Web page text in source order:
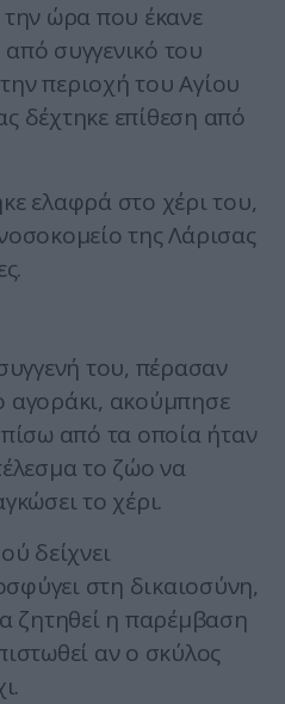
ώρα που έκανε
συγγενικό του
περιοχή του Αγίου
δέχτηκε επίθεση από
ελαφρά στο χέρι του,
της Λάρισας
του, πέρασαν
ακούμπησε
από τα οποία ήταν
το ζώο να
το χέρι.
δείχνει
στη δικαιοσύνη,
ζητηθεί η παρέμβαση
αν ο σκύλος